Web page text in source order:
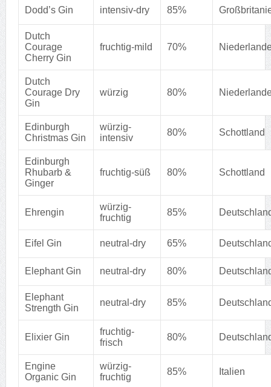
Dodd’s Gin intensiv-dry 85%
Dutch
Courage
Cherry Gin
fruchtig-mild 70%
Dutch
Courage Dry
Gin
würzig 80%
Edinburgh
Christmas Gin
würzig-
intensiv
80% Schottland
Edinburgh
Rhubarb &
Ginger
fruchtig-süß 80% Schottland
Ehrengin
würzig-
fruchtig
85%
Eifel Gin neutral-dry 65%
Elephant Gin neutral-dry 80%
Elephant
Strength Gin
neutral-dry 85%
Elixier Gin
fruchtig-
frisch
80%
Engine
Organic Gin
würzig-
fruchtig
85% Italien